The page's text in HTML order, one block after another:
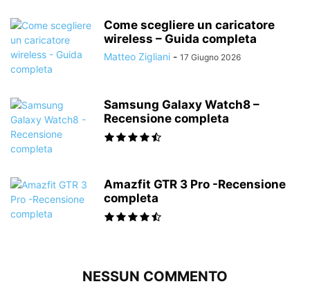
Come scegliere un caricatore
wireless – Guida completa
Matteo Zigliani - 17 Giugno 2026
Samsung Galaxy Watch8 –
Recensione completa
Amazfit GTR 3 Pro -Recensione
completa
NESSUN COMMENTO